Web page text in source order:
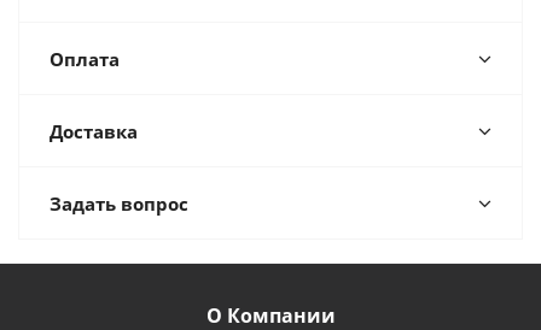
Оплата
Доставка
Задать вопрос
О Компании